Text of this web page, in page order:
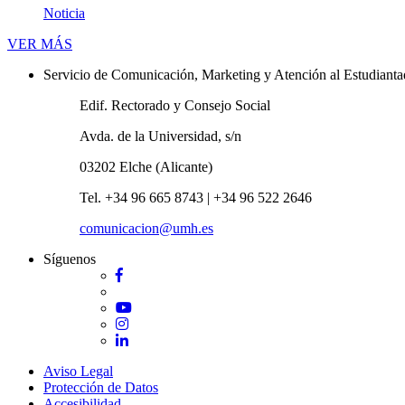
Noticia
VER MÁS
Servicio de Comunicación, Marketing y Atención al
Edif. Rectorado y Consejo Social
Avda. de la Universidad, s/n
03202 Elche (Alicante)
Tel. +34 96 665 8743 | +34 96 522 2646
comunicacion@umh.es
Síguenos
Facebook
YouTube
Instagram
LinkedIn
Aviso Legal
Protección de Datos